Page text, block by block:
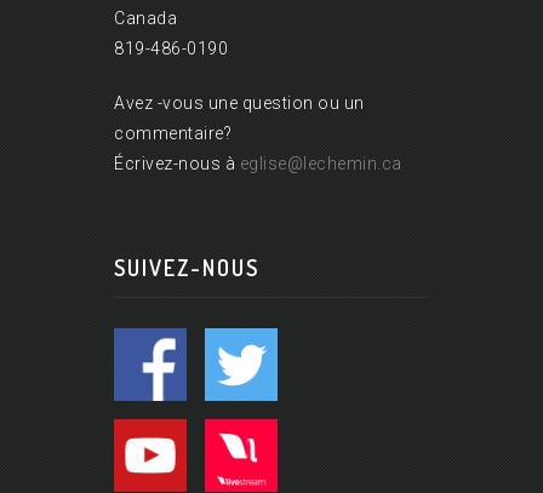
Canada
819-486-0190
Avez -vous une question ou un
commentaire?
Écrivez-nous à eglise@lechemin.ca
SUIVEZ-NOUS